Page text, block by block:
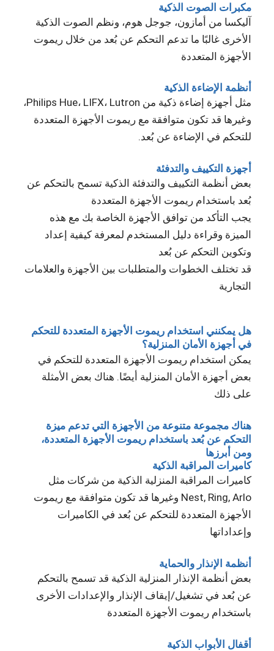
مكبرات الصوت الذكية
آليكسا من أمازون، جوجل هوم، ونظم الصوت الذكية
الأخرى غالبًا ما تدعم التحكم عن بُعد من خلال ريموت
الأجهزة المتعددة
أنظمة الإضاءة الذكية
مثل أجهزة إضاءة ذكية من Philips Hue، LIFX، Lutron،
وغيرها قد تكون متوافقة مع ريموت الأجهزة المتعددة
للتحكم في الإضاءة عن بُعد.
أجهزة التكييف والتدفئة
بعض أنظمة التكييف والتدفئة الذكية تسمح بالتحكم عن
بُعد باستخدام ريموت الأجهزة المتعددة
يجب التأكد من توافق الأجهزة الخاصة بك مع هذه
الميزة وقراءة دليل المستخدم لمعرفة كيفية إعداد
وتكوين التحكم عن بُعد
قد تختلف الخطوات والمتطلبات بين الأجهزة والعلامات
التجارية
هل يمكنني استخدام ريموت الأجهزة المتعددة للتحكم
في أجهزة الأمان المنزلية؟
يمكن استخدام ريموت الأجهزة المتعددة للتحكم في
بعض أجهزة الأمان المنزلية أيضًا. هناك بعض الأمثلة
على ذلك
هناك مجموعة متنوعة من الأجهزة التي تدعم ميزة
التحكم عن بُعد باستخدام ريموت الأجهزة المتعددة،
ومن أبرزها
كاميرات المراقبة الذكية
كاميرات المراقبة المنزلية الذكية من شركات مثل
Nest, Ring, Arlo وغيرها قد تكون متوافقة مع ريموت
الأجهزة المتعددة للتحكم عن بُعد في الكاميرات
وإعداداتها
أنظمة الإنذار والحماية
بعض أنظمة الإنذار المنزلية الذكية قد تسمح بالتحكم
عن بُعد في تشغيل/إيقاف الإنذار والإعدادات الأخرى
باستخدام ريموت الأجهزة المتعددة
أقفال الأبواب الذكية